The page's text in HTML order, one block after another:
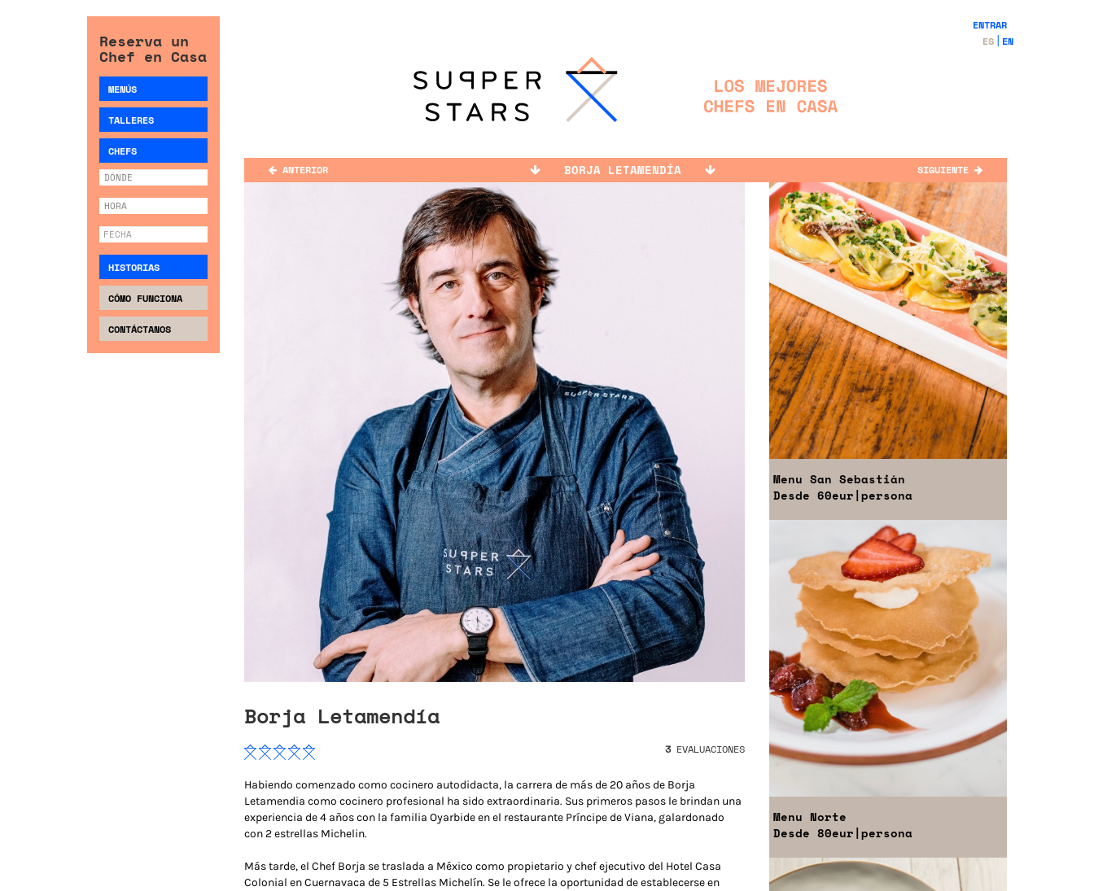
Reserva un
Chef en Casa
MENÚS
TALLERES
CHEFS
HISTORIAS
CÓMO FUNCIONA
CONTÁCTANOS
ENTRAR
ES
EN
ANTERIOR BORJA LETAMENDÍA SIGUIENTE
Borja Letamendía
3EVALUACIONES
Habiendo comenzado como cocinero autodidacta, la carrera de más de 20 años de Borja
Letamendia como cocinero profesional ha sido extraordinaria. Sus primeros pasos le brindan una
experiencia de 4 años con la familia Oyarbide en el restaurante Príncipe de Viana, galardonado
con 2 estrellas Michelin.
Más tarde, el Chef Borja se traslada a México como propietario y chef ejecutivo del Hotel Casa
Colonial en Cuernavaca de 5 Estrellas Michelín. Se le ofrece la oportunidad de establecerse en
Menu San Sebastián
Desde 60eur|persona
Menu Norte
Desde 80eur|persona